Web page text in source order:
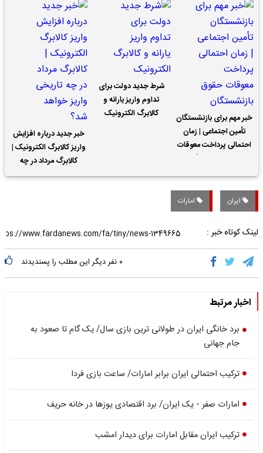
خبر مهم برای بازنشستگان
تأمین اجتماعی | زمان
احتمالی پرداخت معوقات
حقوق بازنشستگان
شرط جدید دولت برای
تداوم واریز یارانه و
کالابرگ الکترونیک
خبر جدید درباره افزایش
واریز کالابرگ الکترونیک |
کالابرگ مرداد در چه
تاریخی واریز خواهد شد؟
ایران امارات
لینک کوتاه خبر :
۰ نفر دیگر این مطلب را پسندیدند
اخبار مرتبط
برد خانگی ایران در طولانی ترین بازی سال/ یک گام تا صعود به
جام جهانی
ترکیب احتمالی ایران برابر امارات/ ساعت بازی فردا
امارات صفر - یک ایران/ برد اقتصادی یوزها در خانه حریف
ترکیب ایران مقابل امارات برای دیدار امشب